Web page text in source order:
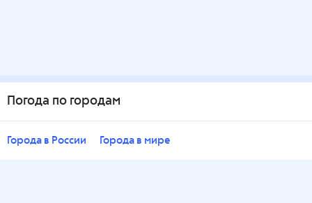
Погода по городам
Города в России Города в мире